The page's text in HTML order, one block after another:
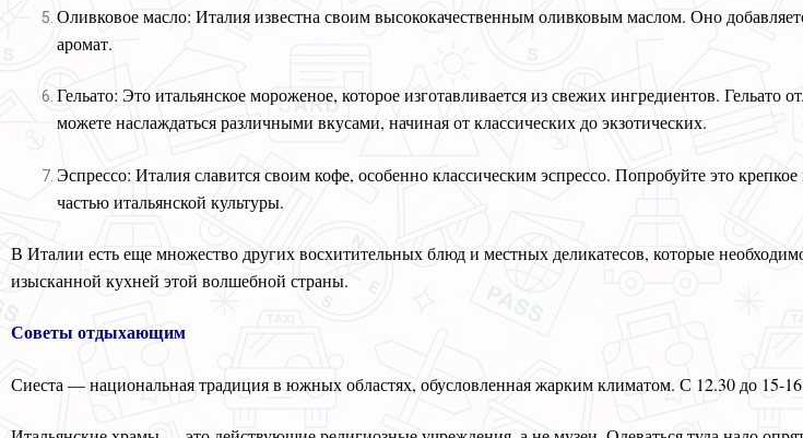
Оливковое масло: Италия известна своим высококачественным оливковым маслом. Оно
аромат.
Гельато: Это итальянское мороженое, которое изготавливается из свежих ингредиентов.
можете наслаждаться различными вкусами, начиная от классических до экзотических.
Эспрессо: Италия славится своим кофе, особенно классическим эспрессо. Попробуйте это
частью итальянской культуры.
В Италии есть еще множество других восхитительных блюд и местных деликатесов, которые
изысканной кухней этой волшебной страны.
Советы отдыхающим
Сиеста — национальная традиция в южных областях, обусловленная жарким климатом. С 12.30 до 15-